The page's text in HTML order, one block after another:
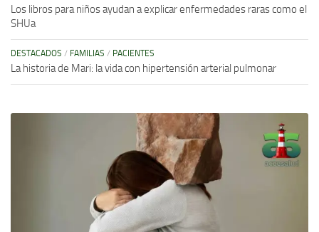
Los libros para niños ayudan a explicar enfermedades raras como el
SHUa
DESTACADOS / FAMILIAS / PACIENTES
La historia de Mari: la vida con hipertensión arterial pulmonar